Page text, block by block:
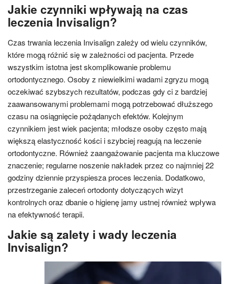
Jakie czynniki wpływają na czas
leczenia Invisalign?
Czas trwania leczenia Invisalign zależy od wielu czynników,
które mogą różnić się w zależności od pacjenta. Przede
wszystkim istotna jest skomplikowanie problemu
ortodontycznego. Osoby z niewielkimi wadami zgryzu mogą
oczekiwać szybszych rezultatów, podczas gdy ci z bardziej
zaawansowanymi problemami mogą potrzebować dłuższego
czasu na osiągnięcie pożądanych efektów. Kolejnym
czynnikiem jest wiek pacjenta; młodsze osoby często mają
większą elastyczność kości i szybciej reagują na leczenie
ortodontyczne. Również zaangażowanie pacjenta ma kluczowe
znaczenie; regularne noszenie nakładek przez co najmniej 22
godziny dziennie przyspiesza proces leczenia. Dodatkowo,
przestrzeganie zaleceń ortodonty dotyczących wizyt
kontrolnych oraz dbanie o higienę jamy ustnej również wpływa
na efektywność terapii.
Jakie są zalety i wady leczenia
Invisalign?